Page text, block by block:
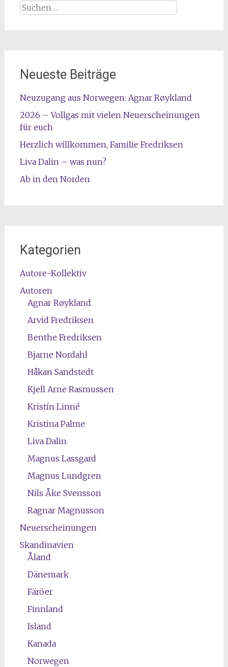
Suchen
nach:
Neueste Beiträge
Neuzugang aus Norwegen: Agnar Røykland
2026 – Vollgas mit vielen Neuerscheinungen
für euch
Herzlich willkommen, Familie Fredriksen
Liva Dalin – was nun?
Ab in den Norden
Kategorien
Autore-Kollektiv
Autoren
Agnar Røykland
Arvid Fredriksen
Benthe Fredriksen
Bjarne Nordahl
Håkan Sandstedt
Kjell Arne Rasmussen
Kristín Linné
Kristina Palme
Liva Dalin
Magnus Lassgard
Magnus Lundgren
Nils Åke Svensson
Ragnar Magnusson
Neuerscheinungen
Skandinavien
Åland
Dänemark
Färöer
Finnland
Island
Kanada
Norwegen